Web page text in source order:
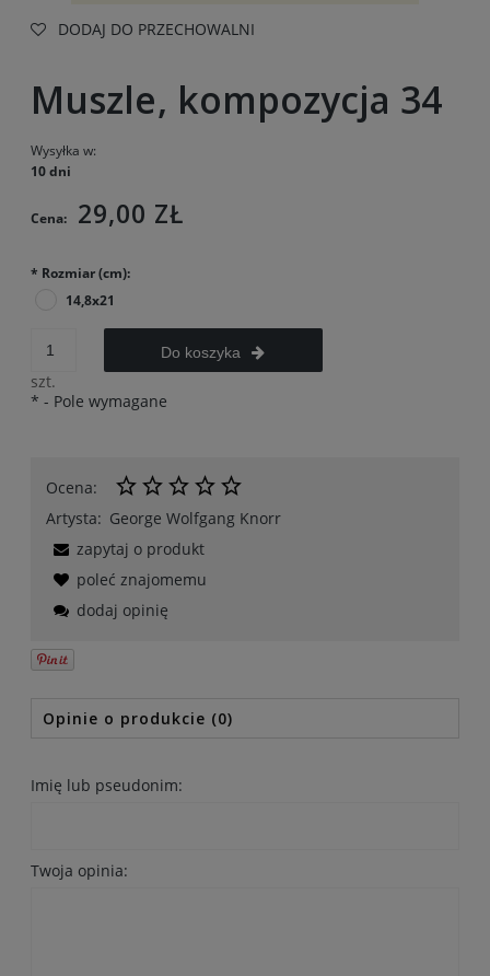
DODAJ DO PRZECHOWALNI
Muszle, kompozycja 34
Wysyłka w:
10 dni
Cena: 29,00 ZŁ
* Rozmiar (cm):
14,8x21
szt.
Do koszyka
* - Pole wymagane
Ocena:
Artysta: George Wolfgang Knorr
zapytaj o produkt
poleć znajomemu
dodaj opinię
Opinie o produkcie (0)
Imię lub pseudonim:
Twoja opinia: